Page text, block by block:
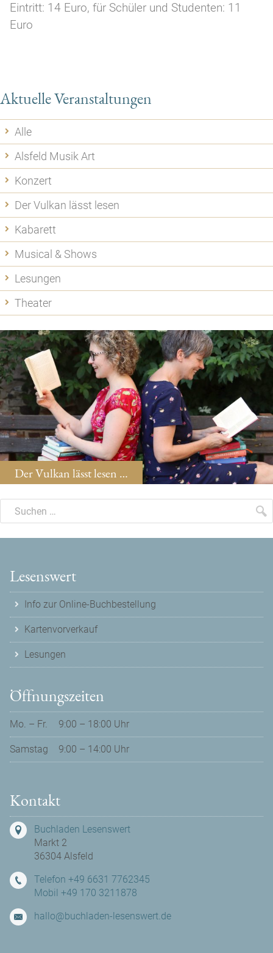
Eintritt: 14 Euro, für Schüler und Studenten: 11
Euro
Aktuelle Veranstaltungen
Alle
Alsfeld Musik Art
Konzert
Der Vulkan lässt lesen
Kabarett
Musical & Shows
Lesungen
Theater
Der Vulkan lässt lesen …
Suche
Suchen
Lesenswert
Info zur Online-Buchbestellung
Kartenvorverkauf
Lesungen
Öffnungszeiten
Mo. – Fr. 9:00 – 18:00 Uhr
Samstag 9:00 – 14:00 Uhr
Kontakt
Buchladen Lesenswert
Markt 2
36304 Alsfeld
Telefon +49 6631 7762345
Mobil +49 170 3211878
hallo@buchladen-lesenswert.de